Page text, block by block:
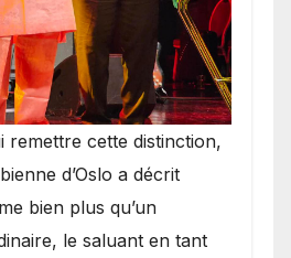
remettre cette distinction,
d’Oslo a décrit
bien plus qu’un
le saluant en tant